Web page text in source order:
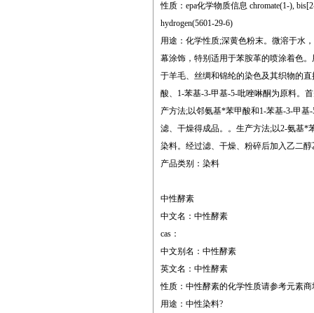
性质：epa化学物质信息 chromate(1-),
hydrogen(5601-29-6)
用途：化学性质;深黄色粉末。微溶于水
幕涂饰，特别适用于苯胺革的喷涂着色
于羊毛、丝绸和锦纶的染色及其织物的
酸、1-苯基-3-甲基-5-吡唑啉酮为原料。
产方法;以邻氨基*苯甲酸和1-苯基-3-甲
滤、干燥得成品。。生产方法;以2-氨基*
染料。经过滤、干燥、粉碎后加入乙二
产品类别：染料
中性酵素
中文名：中性酵素
cas：
中文别名：中性酵素
英文名：中性酵素
性质：中性酵素的化学性质请参考元素
用途：中性染料?